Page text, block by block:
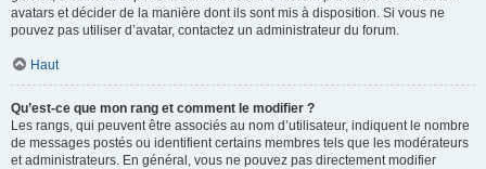
avatars et décider de la manière dont ils sont mis à disposition. Si vous ne
pouvez pas utiliser d’avatar, contactez un administrateur du forum.
Haut
Qu’est-ce que mon rang et comment le modifier ?
Les rangs, qui peuvent être associés au nom d’utilisateur, indiquent le nombre
de messages postés ou identifient certains membres tels que les modérateurs
et administrateurs. En général, vous ne pouvez pas directement modifier